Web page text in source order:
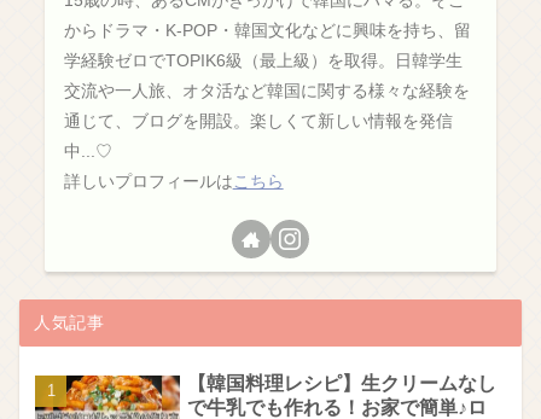
からドラマ・K-POP・韓国文化などに興味を持ち、留
学経験ゼロでTOPIK6級（最上級）を取得。日韓学生
交流や一人旅、オタ活など韓国に関する様々な経験を
通じて、ブログを開設。楽しくて新しい情報を発信
中...♡
詳しいプロフィールは こちら
人気記事
【韓国料理レシピ】生クリームなし
で牛乳でも作れる！お家で簡単♪ロ